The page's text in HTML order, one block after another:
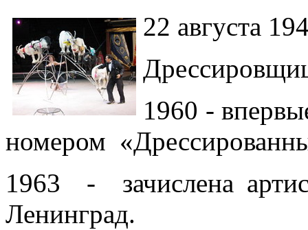
22 августа
1960 -
номером
1963 - зачислена
Ленинград.